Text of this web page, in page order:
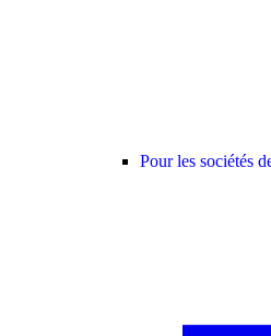
Pour les sociétés